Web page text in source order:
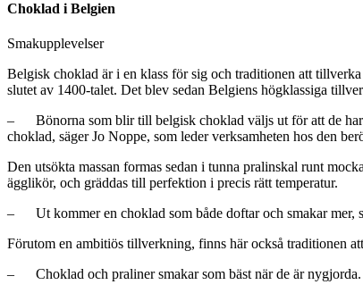
Choklad i Belgien
Smakupplevelser
Belgisk choklad är i en klass för sig och traditionen att
slutet av 1400-talet. Det blev sedan Belgiens högklassiga
– Bönorna som blir till belgisk choklad väljs ut för att de har
choklad, säger Jo Noppe, som leder verksamheten hos den
Den utsökta massan formas sedan i tunna pralinskal runt
ägglikör, och gräddas till perfektion i precis rätt temperatur.
– Ut kommer en choklad som både doftar och smakar mer,
Förutom en ambitiös tillverkning, finns här också traditionen
– Choklad och praliner smakar som bäst när de är nygjorda.